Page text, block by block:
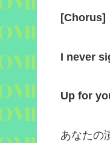
[Chorus]
I never
Up for
あなたの